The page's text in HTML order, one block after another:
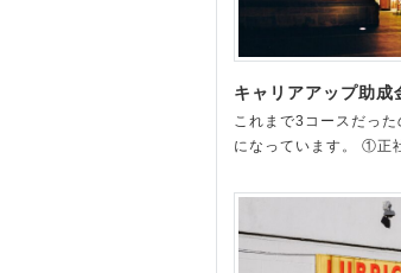
キャリアアップ助成
これまで3コースだっ
になっています。 ①正